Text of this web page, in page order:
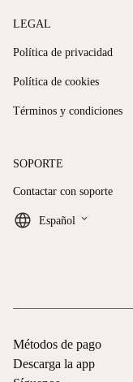
LEGAL
Política de privacidad
Política de cookies
Términos y condiciones
SOPORTE
Contactar con soporte
Español keyboard_arrow_down
Métodos de pago
Descarga la app